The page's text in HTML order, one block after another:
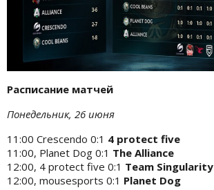
Расписание матчей
Понедельник, 26 июня
11:00 Crescendo 0:1 4 protect five
11:00, Planet Dog 0:1 The Alliance
12:00, 4 protect five 0:1 Team Singularity
12:00, mousesports 0:1 Planet Dog